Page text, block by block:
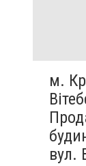
м.
вул.